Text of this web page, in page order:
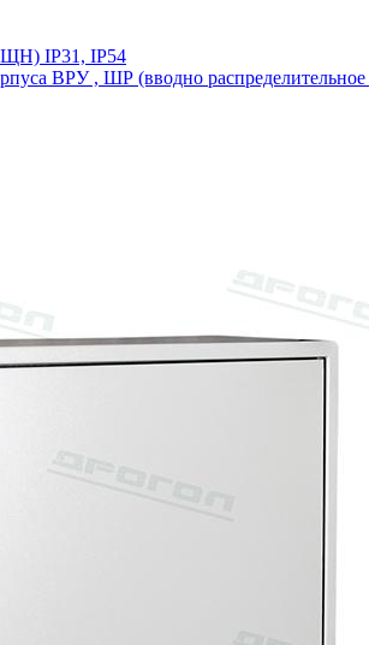
ЩН) IP31, IP54
ВРУ , ШР (вводно распределительное